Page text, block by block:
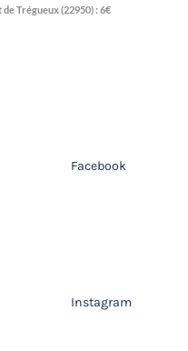
Trégueux (22950) : 6€
Facebook
Instagram